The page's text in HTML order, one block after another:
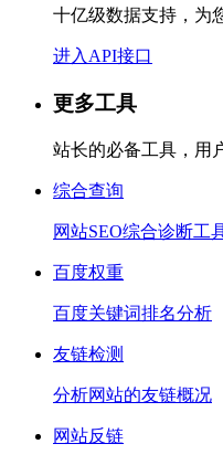
十亿级数据支持，为
进入API接口
更多工具
站长的必备工具，用
综合查询
网站SEO综合诊断工
百度权重
百度关键词排名分析
友链检测
分析网站的友链概况
网站反链